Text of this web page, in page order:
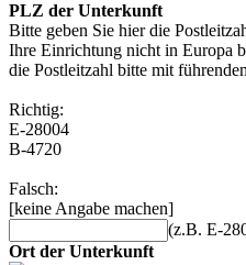
PLZ der Unterkunft
Bitte geben Sie hier die
Ihre Einrichtung nicht in Europa
die Postleitzahl bitte mit
Richtig:
E-28004
B-4720
Falsch:
[keine Angabe machen]
(z.B. E-
Ort der Unterkunft